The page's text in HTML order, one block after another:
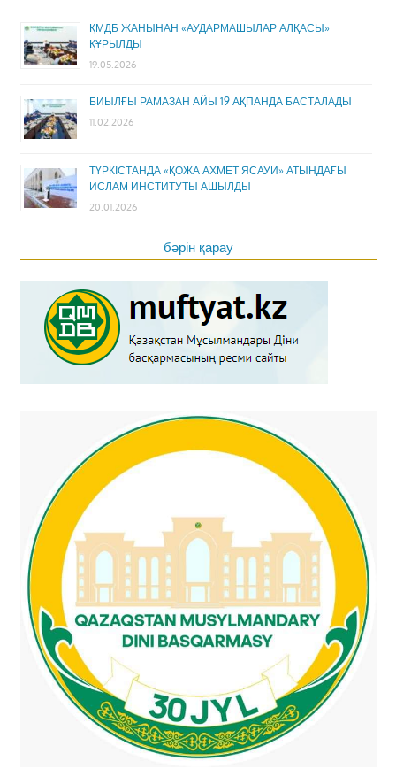
ҚМДБ ЖАНЫНАН «АУДАРМАШЫЛАР АЛҚАСЫ»
ҚҰРЫЛДЫ
19.05.2026
БИЫЛҒЫ РАМАЗАН АЙЫ 19 АҚПАНДА БАСТАЛАДЫ
11.02.2026
ТҮРКІСТАНДА «ҚОЖА АХМЕТ ЯСАУИ» АТЫНДАҒЫ
ИСЛАМ ИНСТИТУТЫ АШЫЛДЫ
20.01.2026
бәрін қарау